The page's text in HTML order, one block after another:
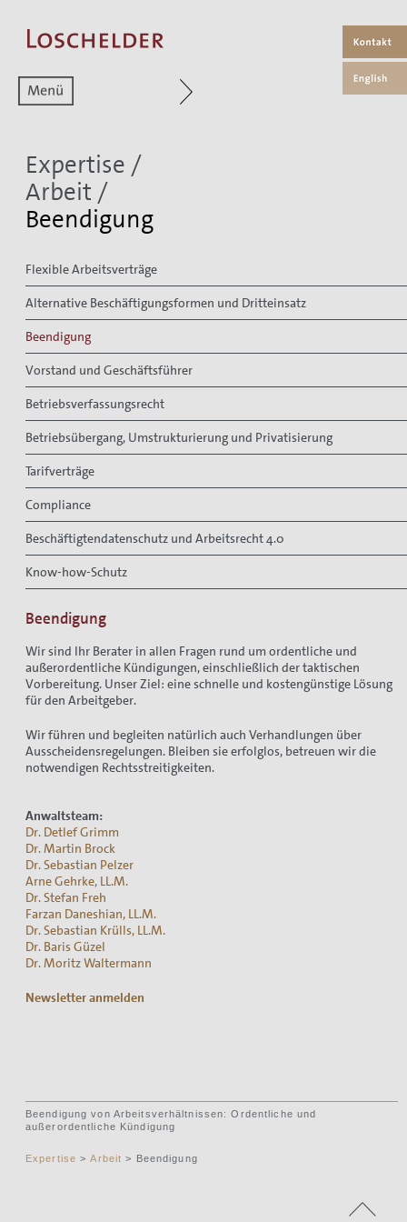
Zum aktuellen Menüpunkt
Expertise /
Arbeit /
Beendigung
Flexible Arbeitsverträge
Alternative Beschäftigungsformen und Dritteinsatz
Beendigung
Vorstand und Geschäftsführer
Betriebsverfassungsrecht
Betriebsübergang, Umstrukturierung und Privatisierung
Tarifverträge
Compliance
Beschäftigtendatenschutz und Arbeitsrecht 4.0
Know-how-Schutz
Beendigung
Wir sind Ihr Berater in allen Fragen rund um ordentliche und
außerordentliche Kündigungen, einschließlich der taktischen
Vorbereitung. Unser Ziel: eine schnelle und kostengünstige Lösung
für den Arbeitgeber.
Wir führen und begleiten natürlich auch Verhandlungen über
Ausscheidensregelungen. Bleiben sie erfolglos, betreuen wir die
notwendigen Rechtsstreitigkeiten.
Anwaltsteam:
Dr. Detlef Grimm
Dr. Martin Brock
Dr. Sebastian Pelzer
Arne Gehrke, LL.M.
Dr. Stefan Freh
Farzan Daneshian, LL.M.
Dr. Sebastian Krülls, LL.M.
Dr. Baris Güzel
Dr. Moritz Waltermann
Newsletter anmelden
Beendigung von Arbeitsverhältnissen: Ordentliche und
außerordentliche Kündigung
Expertise >Arbeit > Beendigung